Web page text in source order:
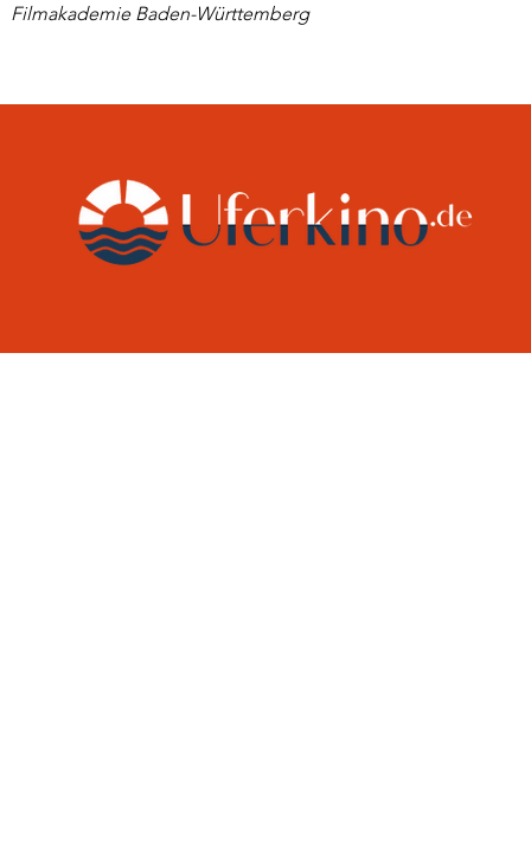
Filmakademie Baden-Württemberg